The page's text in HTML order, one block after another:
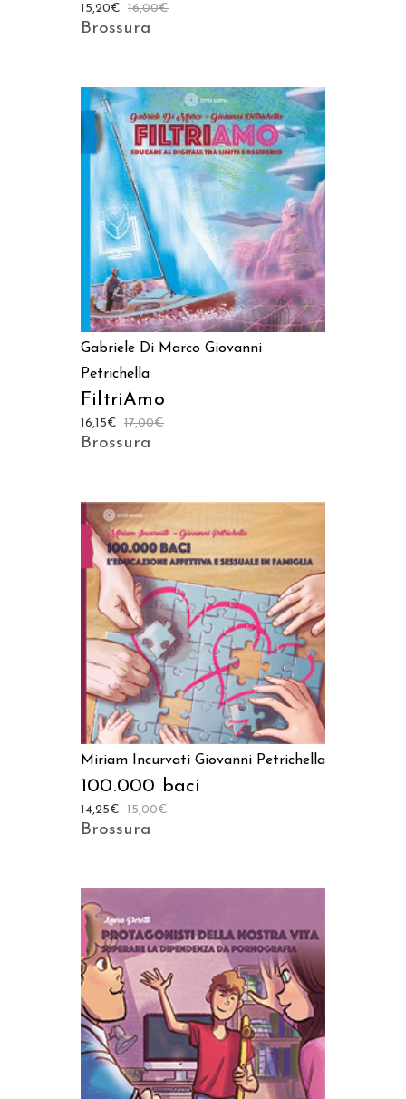
16,00€
15,20€
Brossura
AGGIUNGI AL CARRELLO
Gabriele Di Marco Giovanni
Petrichella
FiltriAmo
17,00€
16,15€
Brossura
AGGIUNGI AL CARRELLO
Miriam Incurvati Giovanni Petrichella
100.000 baci
15,00€
14,25€
Brossura
AGGIUNGI AL CARRELLO